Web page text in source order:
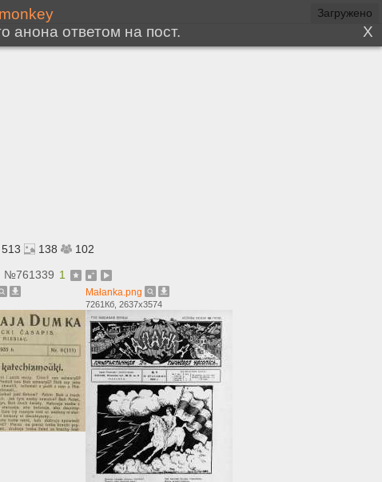
513 138 102
№761339 1
Małanka.png
7261Кб, 2637x3574